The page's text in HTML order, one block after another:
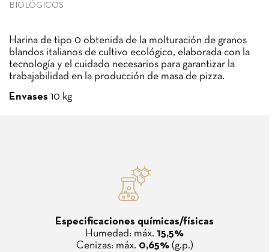
BIOLÓGICOS
Harina de tipo 0 obtenida de la molturación de granos
blandos italianos de cultivo ecológico, elaborada con la
tecnología y el cuidado necesarios para garantizar la
trabajabilidad en la producción de masa de pizza.
Envases 10 kg
Especificaciones químicas/físicas
Humedad: máx. 15,5%
Cenizas: máx. 0,65% (g.p.)